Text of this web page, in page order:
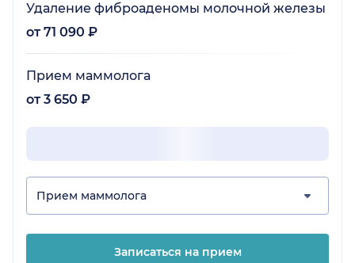
Удаление фиброаденомы молочной железы
от 71 090 ₽
Прием маммолога
от 3 650 ₽
Прием маммолога
Записаться на прием